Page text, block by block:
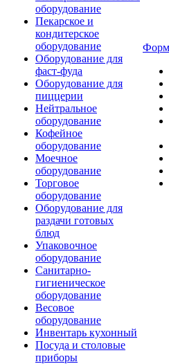
оборудование
Пекарское и
кондитерское
оборудование
Оборудование для
фаст-фуда
Оборудование для
пиццерии
Нейтральное
оборудование
Кофейное
оборудование
Моечное
оборудование
Торговое
оборудование
Оборудование для
раздачи готовых
блюд
Упаковочное
оборудование
Санитарно-
гигиеническое
оборудование
Весовое
оборудование
Инвентарь кухонный
Посуда и столовые
приборы